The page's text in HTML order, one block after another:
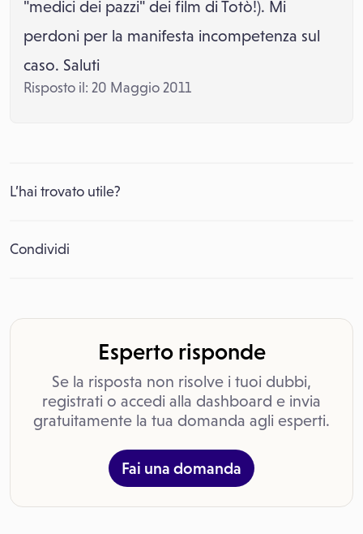
"medici dei pazzi" dei film di Totò!). Mi
perdoni per la manifesta incompetenza sul
caso. Saluti
Risposto il: 20 Maggio 2011
L’hai trovato utile?
Condividi
Esperto risponde
Se la risposta non risolve i tuoi dubbi,
registrati o accedi alla dashboard e invia
gratuitamente la tua domanda agli esperti.
Fai una domanda